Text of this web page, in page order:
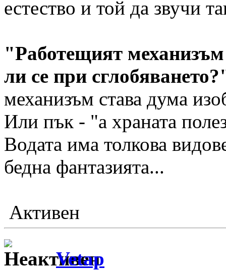
естество и той да звучи
"Работещият
ли се при
механизъм става дума
Или пък - "а храната
Водата има толкова
бедна фантазията...
Активен
Vetap